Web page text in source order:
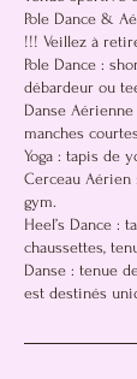
Pole Dance &
!!! Veillez à
Pole Dance :
débardeur ou
Danse
manches
Yoga : tapis de
Cerceau Aérien
gym.
Heel’s Dance :
chaussettes,
Danse : tenue
est destinés